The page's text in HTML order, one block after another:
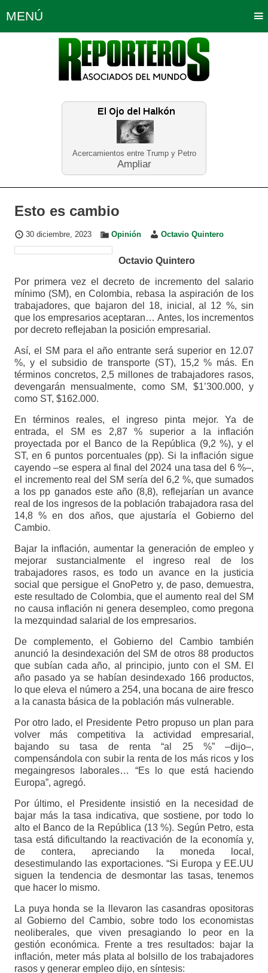
Acercamientos entre Trump y Petro
Ampliar
MENÚ
Política Opinión Bogotá
Planeta Tierra Deportes
Educación Neira
Esto es cambio
30 diciembre, 2023 Opinión Octavio Quintero
Octavio Quintero
Por primera vez el decreto de incremento del salario
mínimo (SM), en Colombia, rebasa la aspiración de los
trabajadores, que bajaron del 18, inicial, al 12 %, sin
que los empresarios aceptaran… Antes, los incrementos
por decreto reflejaban la posición empresarial.
Así, el SM para el año entrante será superior en 12.07
%, y el subsidio de transporte (ST), 15,2 % más. En
términos concretos, 2,5 millones de trabajadores rasos,
devengarán mensualmente, como SM, $1’300.000, y
como ST, $162.000.
En términos reales, el ingreso pinta mejor. Ya de
entrada, el SM es 2,87 % superior a la inflación
proyectada por el Banco de la República (9,2 %), y el
ST, en 6 puntos porcentuales (pp). Si la inflación sigue
cayendo –se espera al final del 2024 una tasa del 6 %–,
el incremento real del SM sería del 6,2 %, que sumados
a los pp ganados este año (8,8), reflejarían un avance
real de los ingresos de la población trabajadora rasa del
14,8 % en dos años, que ajustaría el Gobierno del
Cambio.
Bajar la inflación, aumentar la generación de empleo y
mejorar sustancialmente el ingreso real de los
trabajadores rasos, es todo un avance en la justicia
social que persigue el GnoPetro y, de paso, demuestra,
este resultado de Colombia, que el aumento real del SM
no causa inflación ni genera desempleo, como pregona
la mezquindad salarial de los empresarios.
De complemento, el Gobierno del Cambio también
anunció la desindexación del SM de otros 88 productos
que subían cada año, al principio, junto con el SM. El
año pasado ya se habían desindexado 166 productos,
lo que eleva el número a 254, una bocana de aire fresco
a la canasta básica de la población más vulnerable.
Por otro lado, el Presidente Petro propuso un plan para
volver más competitiva la actividad empresarial,
bajando su tasa de renta “al 25 %” –dijo–,
compensándola con subir la renta de los más ricos y los
megaingresos laborales… “Es lo que está haciendo
Europa”, agregó.
Por último, el Presidente insistió en la necesidad de
bajar más la tasa indicativa, que sostiene, por todo lo
alto el Banco de la República (13 %). Según Petro, esta
tasa está dificultando la reactivación de la economía y,
de contera, apreciando la moneda local,
desestimulando las exportaciones. “Si Europa y EE.UU
siguen la tendencia de desmontar las tasas, tenemos
que hacer lo mismo.
La puya honda se la llevaron las casandras opositoras
al Gobierno del Cambio, sobre todo los economistas
neoliberales, que viven presagiando lo peor en la
gestión económica. Frente a tres resultados: bajar la
inflación, meter más plata al bolsillo de los trabajadores
rasos y generar empleo dijo, en síntesis: